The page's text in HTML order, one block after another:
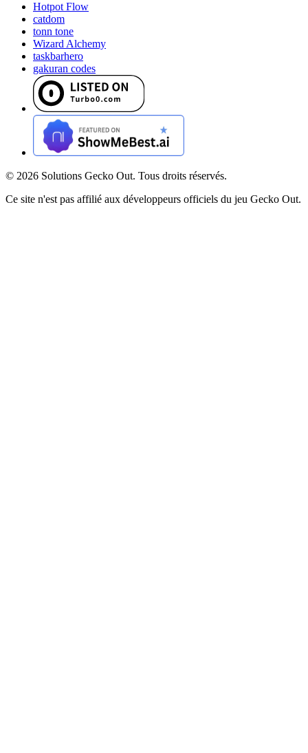
Hotpot Flow
catdom
tonn tone
Wizard Alchemy
taskbarhero
gakuran codes
© 2026 Solutions Gecko Out. Tous droits réservés.
Ce site n'est pas affilié aux développeurs officiels du jeu Gecko Out.